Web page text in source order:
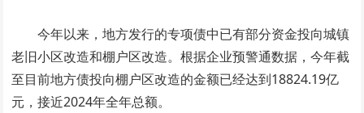
今年以来，地方发行的专项债中已有部分资金投向城镇
老旧小区改造和棚户区改造。根据企业预警通数据，今年截
至目前地方债投向棚户区改造的金额已经达到18824.19亿
元，接近2024年全年总额。